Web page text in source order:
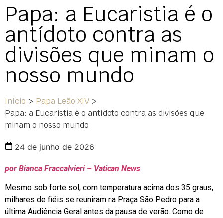
Papa: a Eucaristia é o
antídoto contra as
divisões que minam o
nosso mundo
Início > Papa Leão XIV >
Papa: a Eucaristia é o antídoto contra as divisões que
minam o nosso mundo
24 de junho de 2026
por Bianca Fraccalvieri – Vatican News
Mesmo sob forte sol, com temperatura acima dos 35 graus,
milhares de fiéis se reuniram na Praça São Pedro para a
última Audiência Geral antes da pausa de verão. Como de